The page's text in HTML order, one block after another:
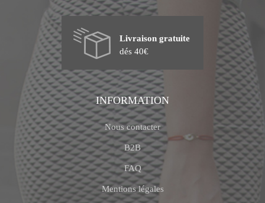
Livraison gratuite
dés 40€
INFORMATION
Nous contacter
B2B
FAQ
Mentions légales